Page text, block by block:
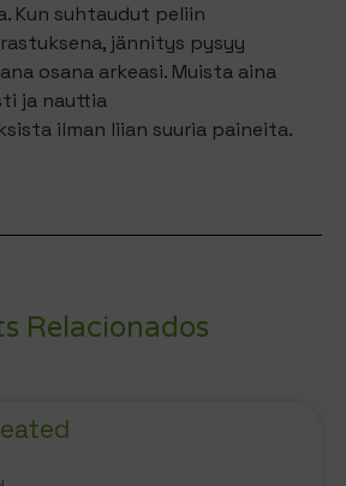
Kun suhtaudut peliin
jännitys pysyy
osana arkeasi. Muista aina
ja nauttia
ilman liian suuria paineita.
Relacionados